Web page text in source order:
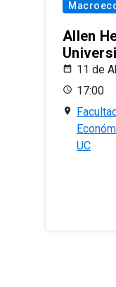
Allen
11 de
17:00
UC